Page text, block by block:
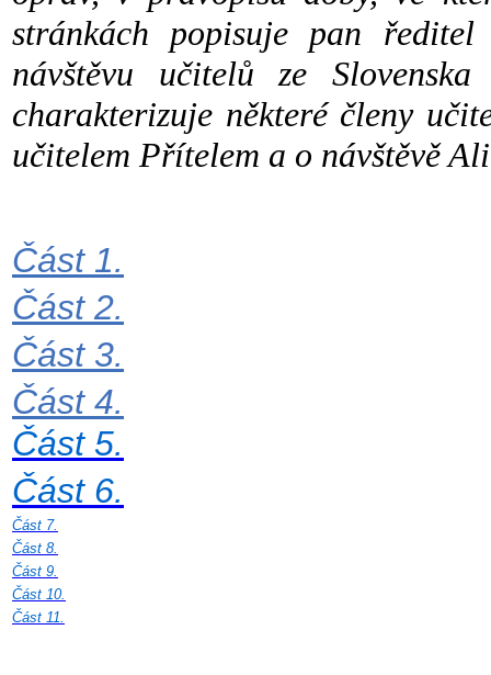
stránkách popisuje pan
návštěvu učitelů ze
charakterizuje některé členy
učitelem Přítelem a o návštěvě
Část 1.
Část 2.
Část 3.
Část 4.
Část 5.
Část 6.
Část 7.
Část 8.
Část 9.
Část 10.
Část 11.